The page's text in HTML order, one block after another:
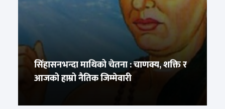
सिंहासनभन्दा माथिको चेतना : चाणक्य, शक्ति र
आजको हाम्रो नैतिक जिम्मेवारी